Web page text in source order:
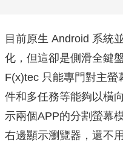
目前原生 Android 系統
化，但這卻是側滑全鍵
F(x)tec 只能專門對主螢
件和多任務等能夠以橫
示兩個APP的分割螢幕
右邊顯示瀏覽器，還不